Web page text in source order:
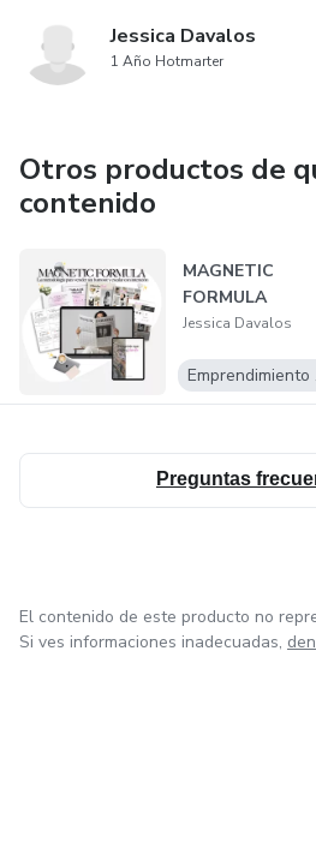
Jessica Davalos
1 Año Hotmarter
Otros productos de
contenido
MAGNETIC
FORMULA
Jessica Davalos
Preguntas
El contenido de este producto no
Si ves informaciones inadecuadas,